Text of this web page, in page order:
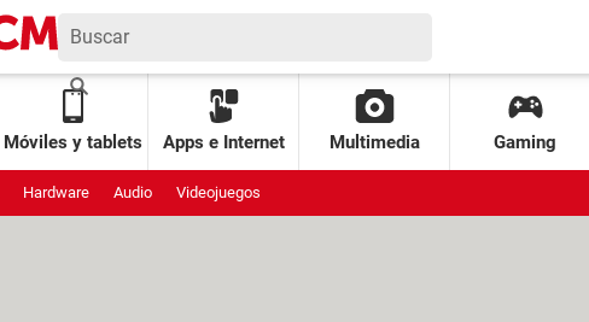
Móviles y tablets Apps e Internet Multimedia Gaming
Hardware Audio Videojuegos